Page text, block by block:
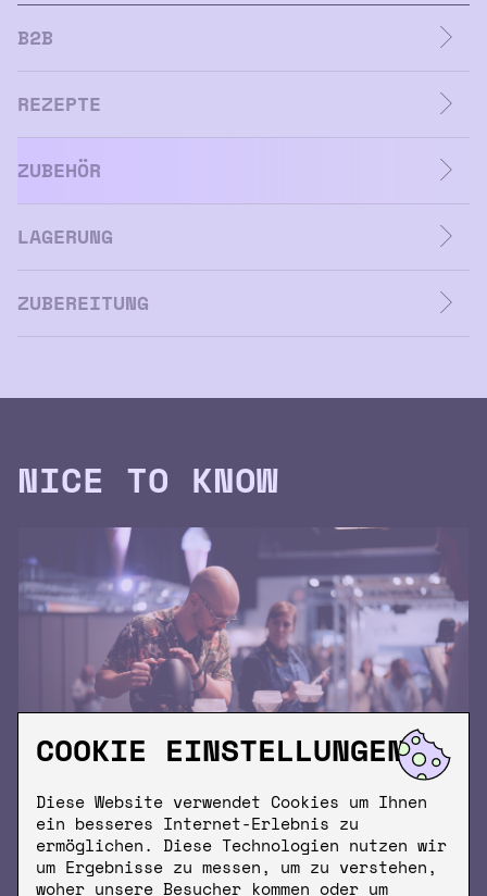
COOKIE EINSTELLUNGEN
Diese Website verwendet Cookies um Ihnen
ein besseres Internet-Erlebnis zu
ermöglichen. Diese Technologien nutzen wir
um Ergebnisse zu messen, um zu verstehen,
woher unsere Besucher kommen oder um
B2B
REZEPTE
ZUBEHÖR
LAGERUNG
ZUBEREITUNG
NICE TO KNOW
17.3.2024 REZEPTE